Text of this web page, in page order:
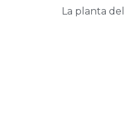
La planta del